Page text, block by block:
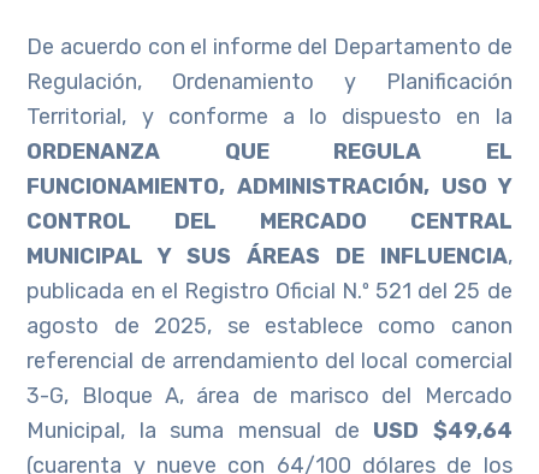
De acuerdo con el informe del Departamento de
Regulación, Ordenamiento y Planificación
Territorial, y conforme a lo dispuesto en la
ORDENANZA QUE REGULA EL
FUNCIONAMIENTO, ADMINISTRACIÓN, USO Y
CONTROL DEL MERCADO CENTRAL
MUNICIPAL Y SUS ÁREAS DE INFLUENCIA,
publicada en el Registro Oficial N.º 521 del 25 de
agosto de 2025, se establece como canon
referencial de arrendamiento del local comercial
3-G, Bloque A, área de marisco del Mercado
Municipal, la suma mensual de USD $49,64
(cuarenta y nueve con 64/100 dólares de los